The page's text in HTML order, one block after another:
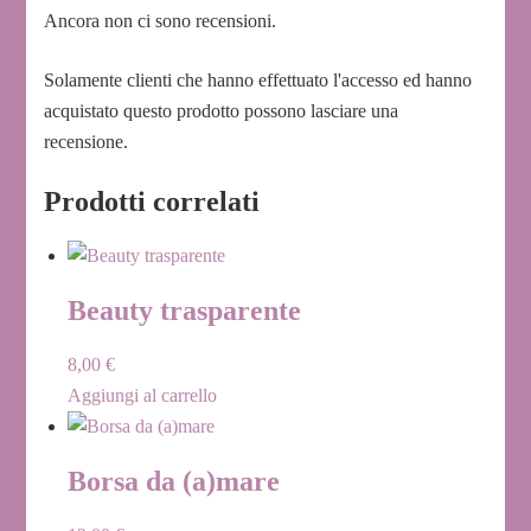
Ancora non ci sono recensioni.
Solamente clienti che hanno effettuato l'accesso ed hanno
acquistato questo prodotto possono lasciare una
recensione.
Prodotti correlati
Beauty trasparente
8,00€
Aggiungi al carrello
Borsa da (a)mare